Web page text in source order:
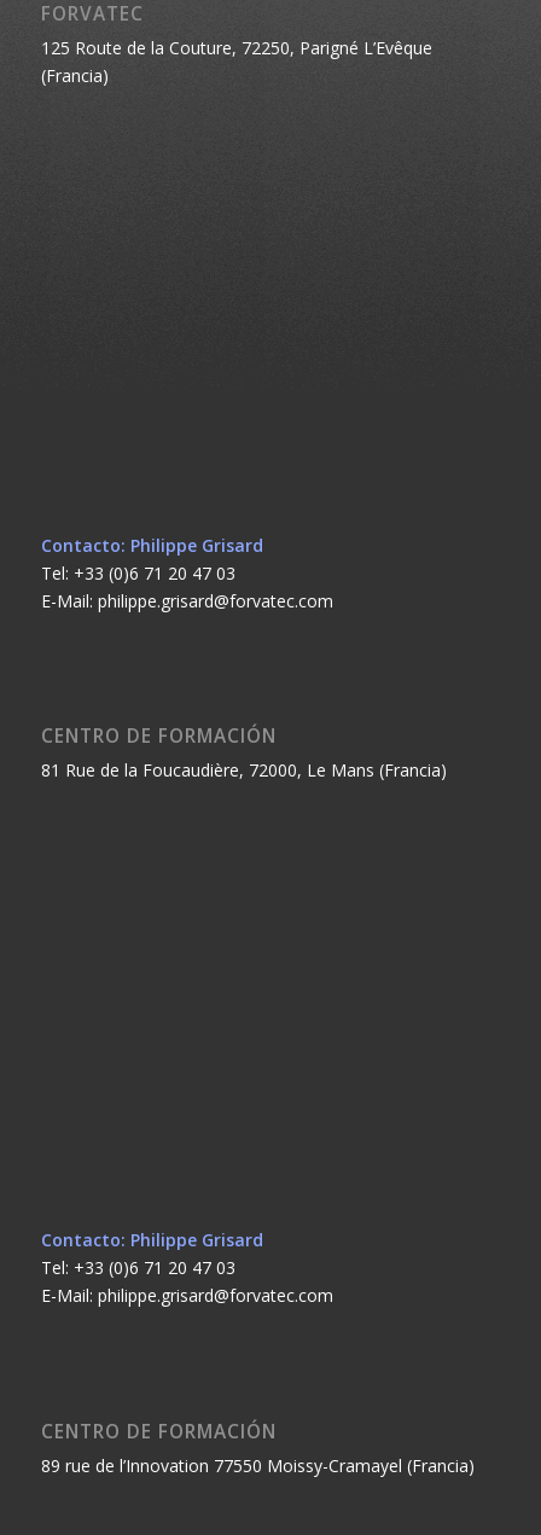
FORVATEC
125 Route de la Couture, 72250, Parigné L’Evêque
(Francia)
Contacto: Philippe Grisard
Tel: +33 (0)6 71 20 47 03
E-Mail: philippe.grisard@forvatec.com
CENTRO DE FORMACIÓN
81 Rue de la Foucaudière, 72000, Le Mans (Francia)
Contacto: Philippe Grisard
Tel: +33 (0)6 71 20 47 03
E-Mail: philippe.grisard@forvatec.com
CENTRO DE FORMACIÓN
89 rue de l’Innovation 77550 Moissy-Cramayel (Francia)